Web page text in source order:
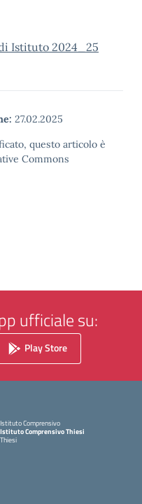
Istituto 2024_25
27.02.2025
questo articolo è
Commons
ufficiale su:
Play Store
Istituto Comprensivo
Istituto Comprensivo Thiesi
Thiesi